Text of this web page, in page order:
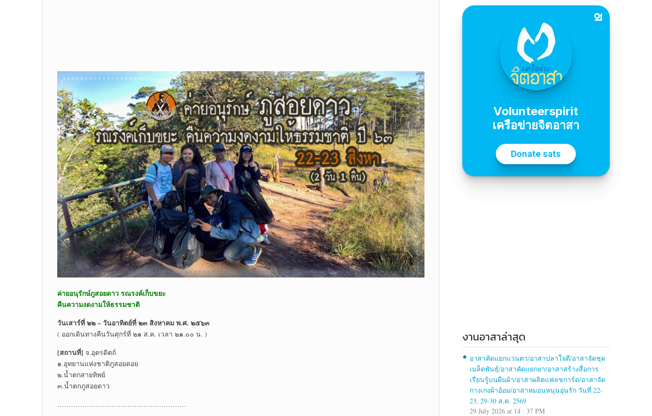
ค่ายอนุรักษ์ภูสอยดาว รณรงค์เก็บขยะ
คืนความงดงามให้ธรรมชาติ
วันเสาร์ที่ ๒๒ – วันอาทิตย์ที่ ๒๓ สิงหาคม พ.ศ. ๒๕๖๓
( ออกเดินทางคืนวันศุกร์ที่ ๒๑ ส.ค. เวลา ๒๑.๐๐ น. )
[สถานที่] จ.อุตรดิตถ์
๑.อุทยานแห่งชาติภูสอยดอย
๒.น้ำตกสายทิพย์
๓.น้ำตกภูสอยดาว
…………………………………………………
งานอาสาล่าสุด
อาสาคัดแยกแว่นตา/อาสาปลาใจดี/อาสาจัดชุด
เมล็ดพันธุ์/อาสาคัดแยกยา/อาสาสร้างสื่อการ
เรียนรู้บนผืนผ้า/อาสาผลิตแฟลชการ์ด/อาสาจัด
กางเกงผ้าอ้อม/อาสาหมอนหนุนอุ่นรัก วันที่ 22-
23, 29-30 ส.ค. 2569
29 July 2026 at 14 : 37 PM